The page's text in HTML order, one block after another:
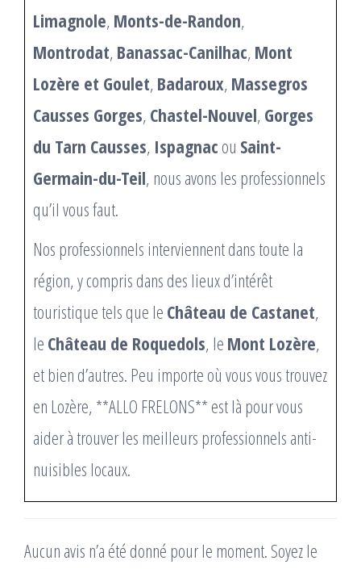
Limagnole, Monts-de-Randon,
Montrodat, Banassac-Canilhac, Mont
Lozère et Goulet, Badaroux, Massegros
Causses Gorges, Chastel-Nouvel, Gorges
du Tarn Causses, Ispagnac ou Saint-
Germain-du-Teil, nous avons les professionnels
qu’il vous faut.
Nos professionnels interviennent dans toute la
région, y compris dans des lieux d’intérêt
touristique tels que le Château de Castanet,
le Château de Roquedols, le Mont Lozère,
et bien d’autres. Peu importe où vous vous trouvez
en Lozère, **ALLO FRELONS** est là pour vous
aider à trouver les meilleurs professionnels anti-
nuisibles locaux.
Aucun avis n’a été donné pour le moment. Soyez le